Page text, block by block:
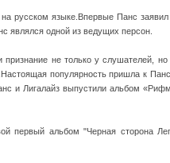
русском языке.Впервые Панс
являлся одной из ведущих персон.
не только у слушателей,
популярность пришла к
и Лигалайз выпустили альбом
первый альбом "Черная сторона